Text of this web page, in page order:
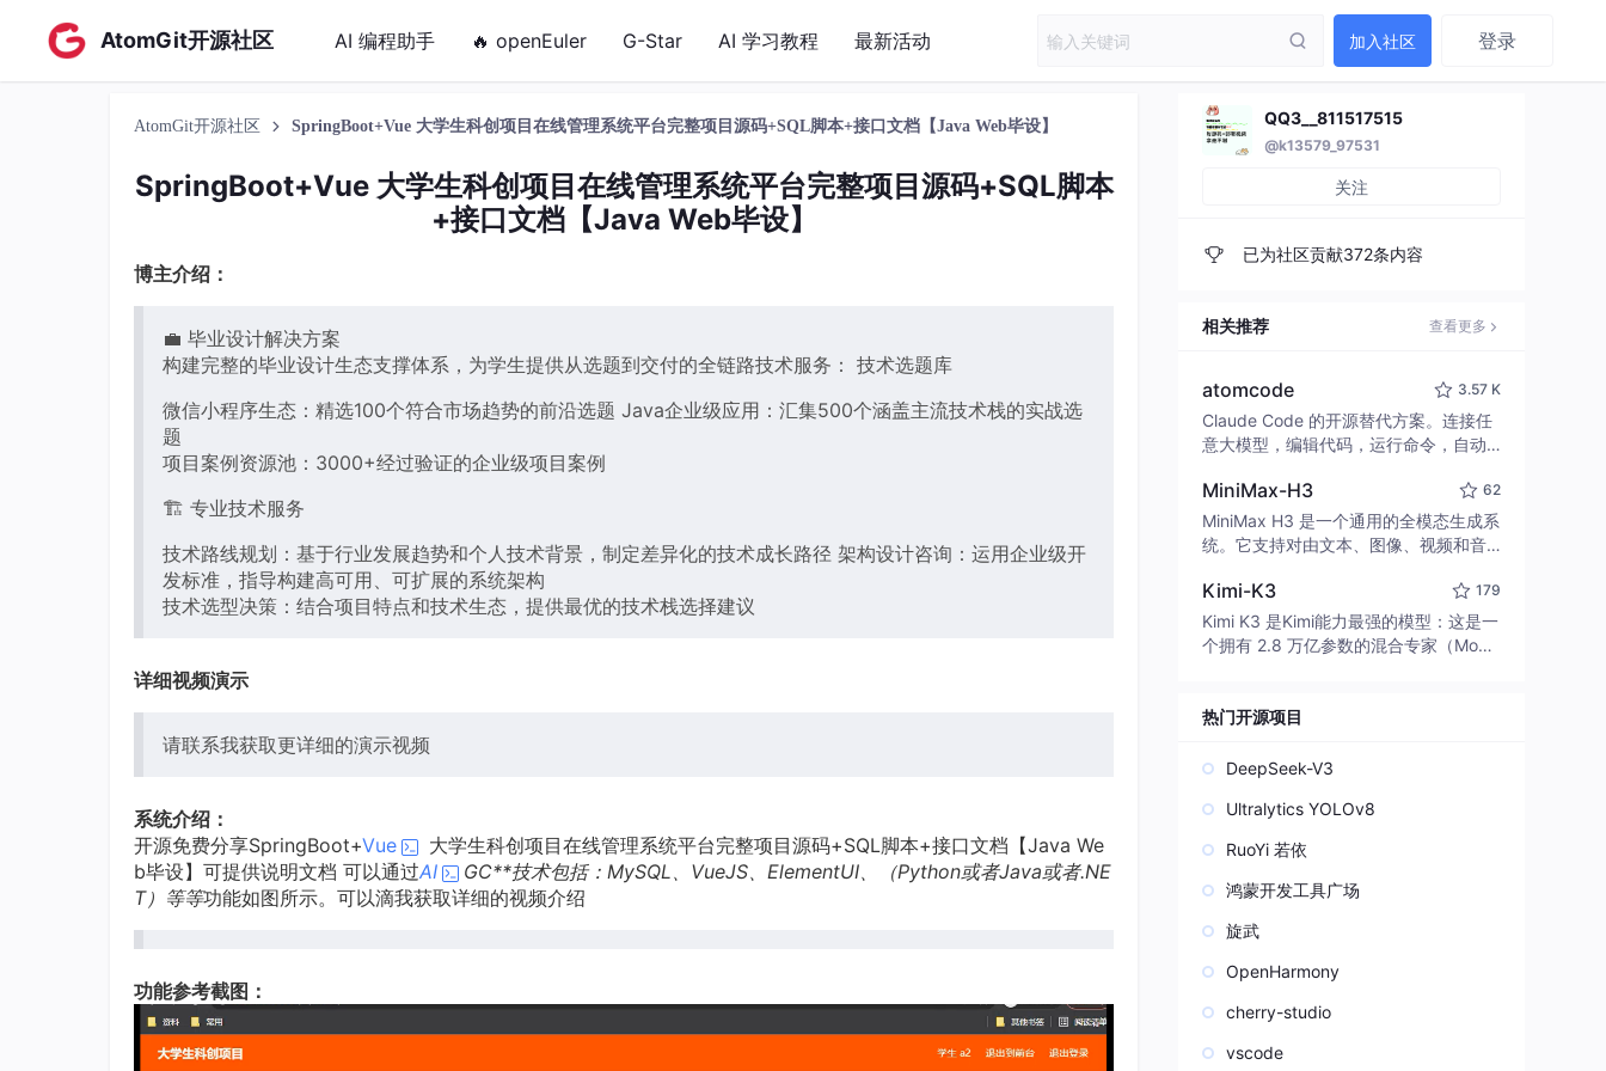
AtomGit开源社区 AI 编程助手 🔥 openEuler G-Star AI 学习教程 最新活动 加入社区 登录
AtomGit开源社区 SpringBoot+Vue 大学生科创项目在线管理系统平台完整项目源码+SQL脚本+接口文档【Java Web毕设】
SpringBoot+Vue 大学生科创项目在线管理系统平台完整项目源码+SQL脚本
+接口文档【Java Web毕设】
博主介绍：
💼 毕业设计解决方案
构建完整的毕业设计生态支撑体系，为学生提供从选题到交付的全链路技术服务： 技术选题库
微信小程序生态：精选100个符合市场趋势的前沿选题 Java企业级应用：汇集500个涵盖主流技术栈的实战选
题
项目案例资源池：3000+经过验证的企业级项目案例
🏗️ 专业技术服务
技术路线规划：基于行业发展趋势和个人技术背景，制定差异化的技术成长路径 架构设计咨询：运用企业级开
发标准，指导构建高可用、可扩展的系统架构
技术选型决策：结合项目特点和技术生态，提供最优的技术栈选择建议
详细视频演示
请联系我获取更详细的演示视频
系统介绍：
开源免费分享SpringBoot+Vue
大学生科创项目在线管理系统平台完整项目源码+SQL脚本+接口文档【Java We
b毕设】可提供说明文档 可以通过AI
GC**技术包括：MySQL、VueJS、ElementUI、（Python或者Java或者.NE
T）等等功能如图所示。可以滴我获取详细的视频介绍
功能参考截图：
QQ3__811517515
@k13579_97531
关注
已为社区贡献372条内容
相关推荐 查看更多
atomcode 3.57 K
Claude Code 的开源替代方案。连接任
意大模型，编辑代码，运行命令，自动
致性能。 ｜ An open-source alternativ
e to Claude Code. Connect any LLM,
edit code, run commands, and verify
MiniMax-H3 62
MiniMax H3 是一个通用的全模态生成系
统。它支持对由文本、图像、视频和音
并能生成分辨率高达 2K、时长可达 15
秒的带原生立体声音频的视频。得益于
面向任务泛化的系统设计，H3 在预训练
模态指令。
Kimi-K3 179
Kimi K3 是Kimi能力最强的模型：这是一
个拥有 2.8 万亿参数的混合专家（Mo
热门开源项目
DeepSeek-V3
Ultralytics YOLOv8
RuoYi 若依
鸿蒙开发工具广场
旋武
OpenHarmony
cherry-studio
vscode